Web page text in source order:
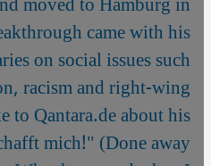
came with his
on social issues such
racism and right-wing
to Qantara.de about his
mich!" (Done away